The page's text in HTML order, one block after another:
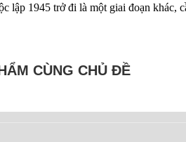
lập 1945 trở đi là một giai đoạn khác,
CÙNG CHỦ ĐỀ